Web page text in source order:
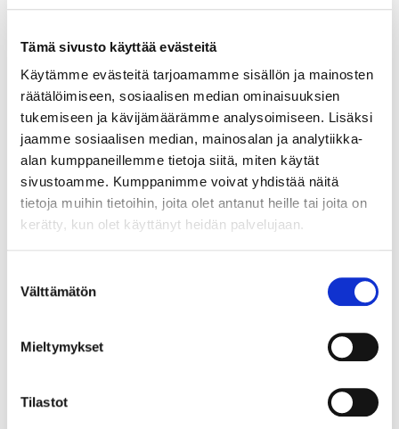
Tämä sivusto käyttää evästeitä
Käytämme evästeitä tarjoamamme sisällön ja mainosten
räätälöimiseen, sosiaalisen median ominaisuuksien
tukemiseen ja kävijämäärämme analysoimiseen. Lisäksi
jaamme sosiaalisen median, mainosalan ja analytiikka-
alan kumppaneillemme tietoja siitä, miten käytät
sivustoamme. Kumppanimme voivat yhdistää näitä
tietoja muihin tietoihin, joita olet antanut heille tai joita on
kerätty, kun olet käyttänyt heidän palvelujaan.
valinta
Välttämätön
Mieltymykset
Tilastot
Määräaikainen Voima Joustava 6 kk -
sähkösopimuksella saat pörssisähkön jouston ja
määräaikaisen sopimuksen ja pystyy myös itse
vaikuttamaan omalla sähkönkäytöllään lopulliseen